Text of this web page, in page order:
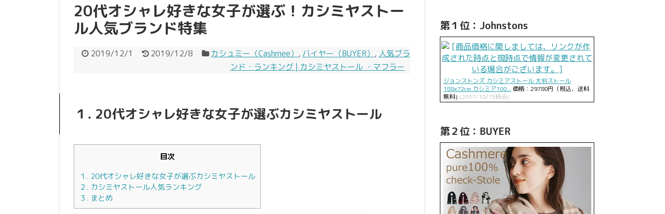
20代オシャレ好きな女子が選ぶ！カシミヤストー
ル人気ブランド特集
2019/12/1 2019/12/8 カシュミー（Cashmee） , バイヤー（BUYER） , 人気ブラ
ンド・ランキング | カシミヤストール ・マフラー
１. 20代オシャレ好きな女子が選ぶカシミヤストール
目次
１. 20代オシャレ好きな女子が選ぶカシミヤストール
２. カシミヤストール人気ランキング
３. まとめ
第１位：Johnstons
ジョンストンズ カシミアストール 大判ストール
188×72cm カシミア100... 価格：29780円（税込、送料
無料) (2017/10/15時点)
第２位：BUYER